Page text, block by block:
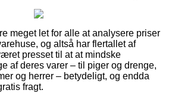
meget let for alle at analysere priser
og altså har flertallet af
presset til at at mindske
af deres varer – til piger og drenge,
og herrer – betydeligt, og endda
fragt.